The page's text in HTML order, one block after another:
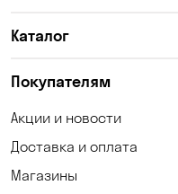
Каталог
Покупателям
Акции и новости
Доставка и оплата
Магазины